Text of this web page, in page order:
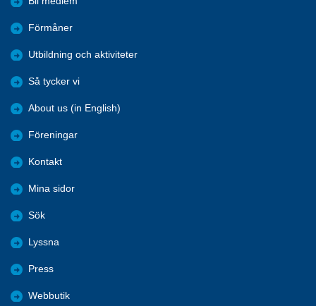
Förmåner
Utbildning och aktiviteter
Så tycker vi
About us (in English)
Föreningar
Kontakt
Mina sidor
Sök
Lyssna
Press
Webbutik